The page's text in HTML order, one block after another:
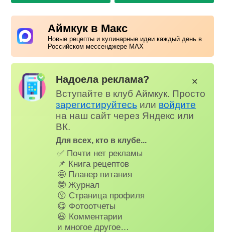
Аймкук в Макс
Новые рецепты и кулинарные идеи каждый день в
Российском мессенджере MAX
Надоела реклама?
Вступайте в клуб Аймкук. Просто
зарегистируйтесь или войдите
на наш сайт через Яндекс или
ВК.
Для всех, кто в клубе...
✅ Почти нет рекламы
📌 Книга рецептов
🤩 Планер питания
🤓 Журнал
😗 Страница профиля
😋 Фотоотчеты
😃 Комментарии
и многое другое…
✕